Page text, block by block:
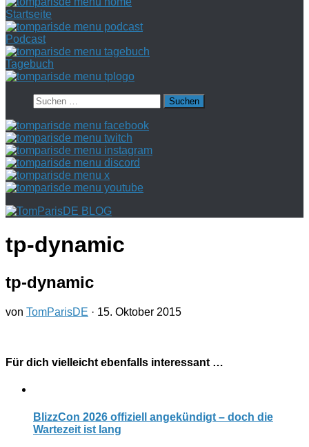
Startseite
Podcast
Tagebuch
Suchen
nach:
tp-dynamic
tp-dynamic
von TomParisDE · 15. Oktober 2015
Für dich vielleicht ebenfalls interessant …
BlizzCon 2026 offiziell angekündigt – doch die
Wartezeit ist lang